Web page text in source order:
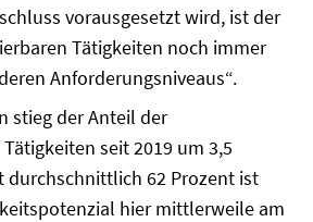
vorausgesetzt wird, ist der
Tätigkeiten noch immer
Anforderungsniveaus“.
stieg der Anteil der
seit 2019 um 3,5
durchschnittlich 62 Prozent ist
hier mittlerweile am